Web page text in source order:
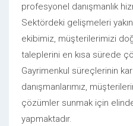
profesyonel danışmanlık
Sektördeki gelişmeleri
ekibimiz, müşterilerimizi
taleplerini en kısa sürede
Gayrimenkul süreçlerinin
danışmanlarımız,
çözümler sunmak için
yapmaktadır.